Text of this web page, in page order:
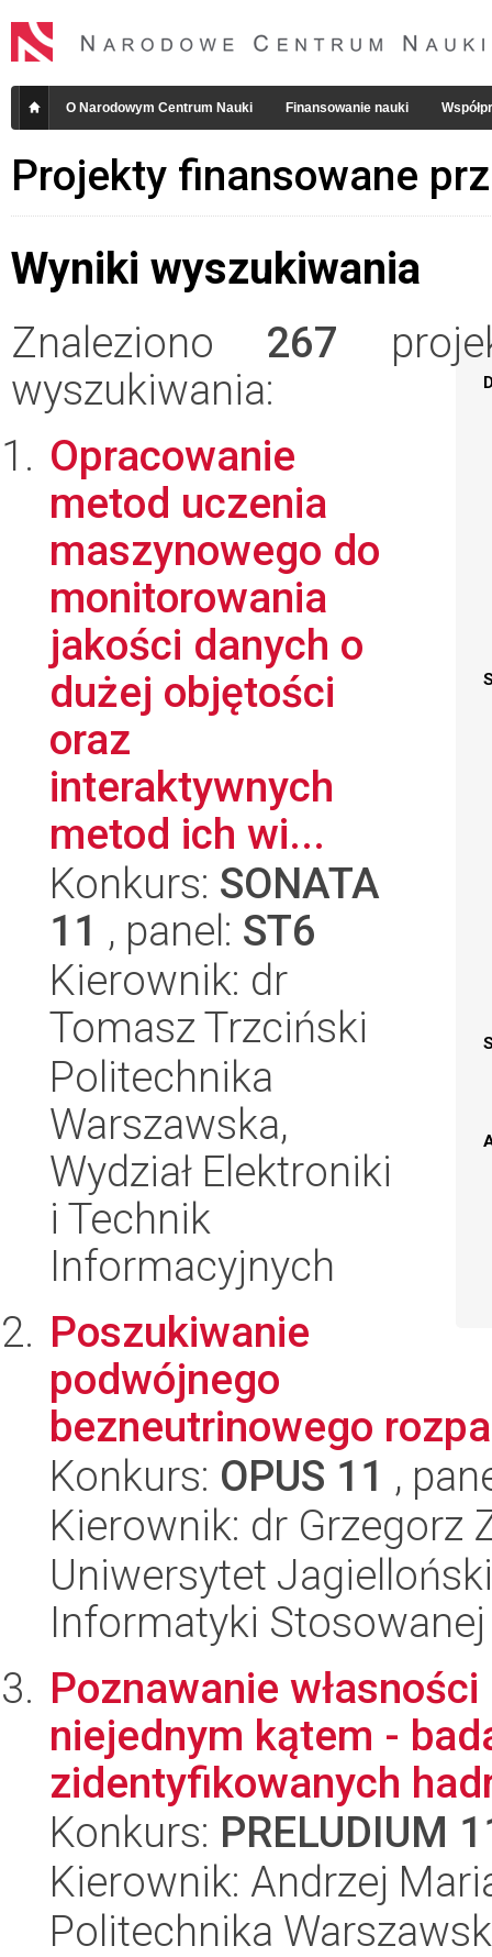
O Narodowym Centrum Nauki Finansowanie nauki
Projekty finansowane
Wyniki wyszukiwania
Znaleziono 267
wyszukiwania:
Opracowanie
metod uczenia
maszynowego do
monitorowania
jakości danych o
dużej objętości
oraz
interaktywnych
metod ich wi...
Konkurs: SONATA
11 , panel: ST6
Kierownik: dr
Tomasz Trzciński
Politechnika
Warszawska,
Wydział Elektroniki
i Technik
Informacyjnych
Poszukiwanie
podwójnego
bezneutrinowego
Konkurs: OPUS 11 ,
Kierownik: dr Grzegorz
Uniwersytet
Informatyki Stosowanej
Poznawanie
niejednym kątem -
zidentyfikowanych
Konkurs: PRELUDIUM
Kierownik: Andrzej
Politechnika